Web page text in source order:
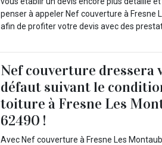
penser à appeler Nef couverture à Fresne
afin de profiter votre devis avec des
Nef couverture dressera
défaut suivant le
toiture à Fresne Les
62490 !
Avec Nef couverture à Fresne Les